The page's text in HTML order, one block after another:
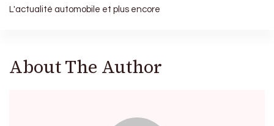
L'actualité automobile et plus encore
About The Author